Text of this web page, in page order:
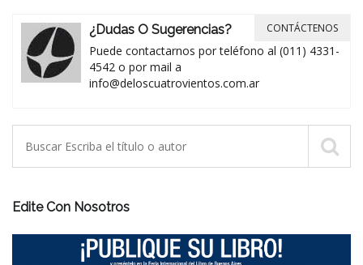
¿Dudas O Sugerencias?
Puede contactarnos por teléfono al (011) 4331-
4542 o por mail a
info@deloscuatrovientos.com.ar
CONTÁCTENOS
Edite Con Nosotros